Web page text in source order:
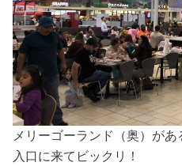
メリーゴーランド（奥）があ
入口に来てビックリ！